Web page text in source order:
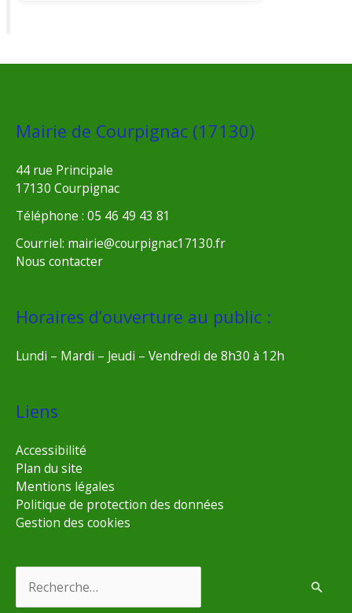
Mairie de Courpignac (17130)
44 rue Principale
17130 Courpignac
Téléphone : 05 46 49 43 81
Courriel: mairie@courpignac17130.fr
Nous contacter
Horaires d’ouverture au public :
Lundi – Mardi – Jeudi – Vendredi de 8h30 à 12h
Liens
Accessibilité
Plan du site
Mentions légales
Politique de protection des données
Gestion des cookies